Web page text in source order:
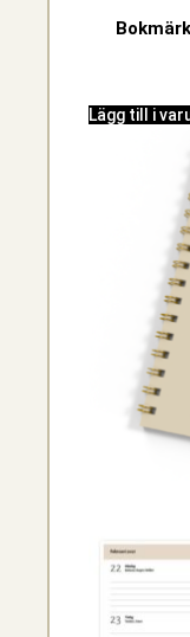
Lägg till i